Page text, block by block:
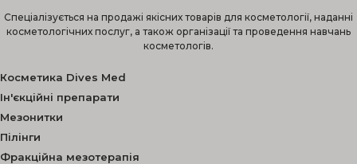
Спеціалізується на продажі якісних товарів для косметології, наданні
косметологічних послуг, а також організації та проведення навчань
косметологів.
Косметика Dives Med
Ін'єкційні препарати
Мезонитки
Пілінги
Фракційна мезотерапія